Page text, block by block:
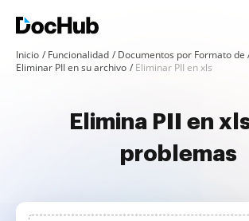
Inicio Funcionalidad
Documentos por Formato de
Eliminar PII en su archivo
Eliminar PII en xls
Elimina PII en
problemas